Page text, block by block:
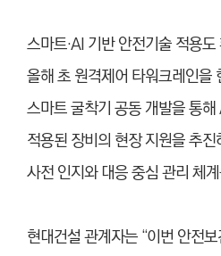
스마트·AI 기반 안전기술 적용
올해 초 원격제어 타워크레인을
스마트 굴착기 공동 개발을 통
적용된 장비의 현장 지원을 추
사전 인지와 대응 중심 관리 체
현대건설 관계자는 “이번 안전